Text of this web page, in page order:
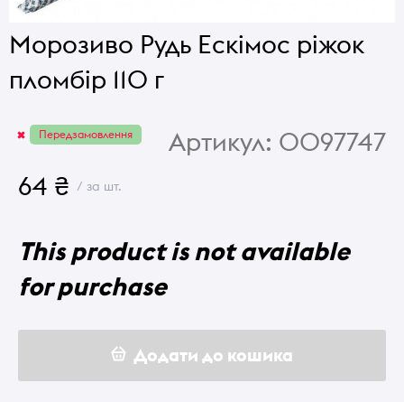
Морозиво Рудь Ескімос ріжок
пломбір 110 г
Передзамовлення Артикул: 0097747
64 ₴ / за шт.
This product is not available
for purchase
Додати до кошика